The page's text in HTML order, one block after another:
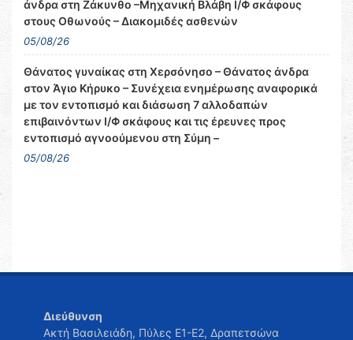
άνδρα στη Ζάκυνθο –Μηχανική Βλάβη Ι/Φ σκάφους
στους Οθωνούς – Διακομιδές ασθενών
05/08/26
Θάνατος γυναίκας στη Χερσόνησο – Θάνατος άνδρα
στον Άγιο Κήρυκο – Συνέχεια ενημέρωσης αναφορικά
με τον εντοπισμό και διάσωση 7 αλλοδαπών
επιβαινόντων Ι/Φ σκάφους και τις έρευνες προς
εντοπισμό αγνοούμενου στη Σύμη –
05/08/26
Διεύθυνση
Ακτή Βασιλειάδη, Πύλες Ε1-Ε2, Δραπετσώνα